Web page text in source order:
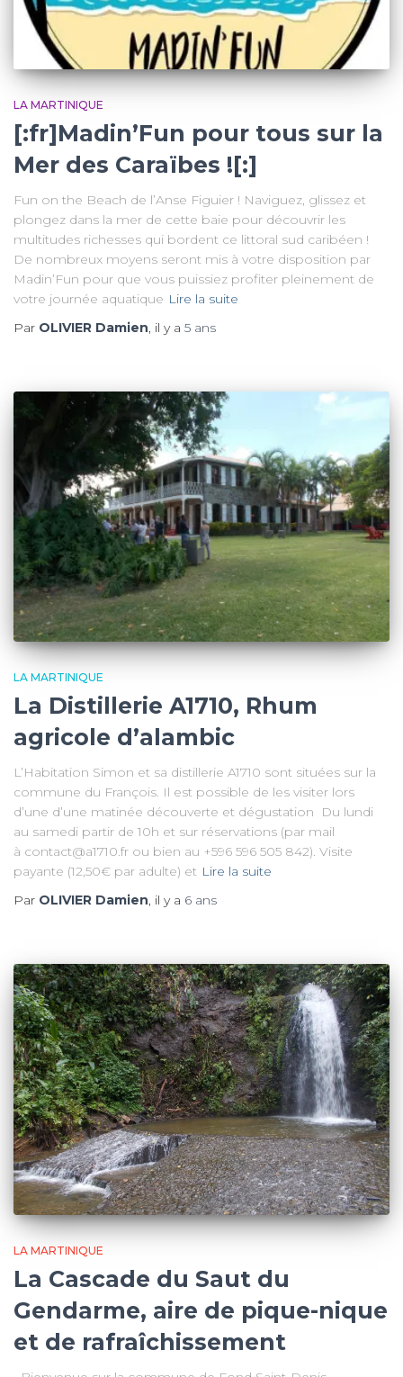
LA MARTINIQUE
[:fr]Madin’Fun pour tous sur la
Mer des Caraïbes ![:]
Fun on the Beach de l’Anse Figuier ! Naviguez, glissez et
plongez dans la mer de cette baie pour découvrir les
multitudes richesses qui bordent ce littoral sud caribéen !
De nombreux moyens seront mis à votre disposition par
Madin’Fun pour que vous puissiez profiter pleinement de
votre journée aquatique Lire la suite
Par OLIVIER Damien, il y a 5 ans
LA MARTINIQUE
La Distillerie A1710, Rhum
agricole d’alambic
L’Habitation Simon et sa distillerie A1710 sont situées sur la
commune du François. Il est possible de les visiter lors
d’une d’une matinée découverte et dégustation Du lundi
au samedi partir de 10h et sur réservations (par mail
à contact@a1710.fr ou bien au +596 596 505 842). Visite
payante (12,50€ par adulte) et Lire la suite
Par OLIVIER Damien, il y a 6 ans
LA MARTINIQUE
La Cascade du Saut du
Gendarme, aire de pique-nique
et de rafraîchissement